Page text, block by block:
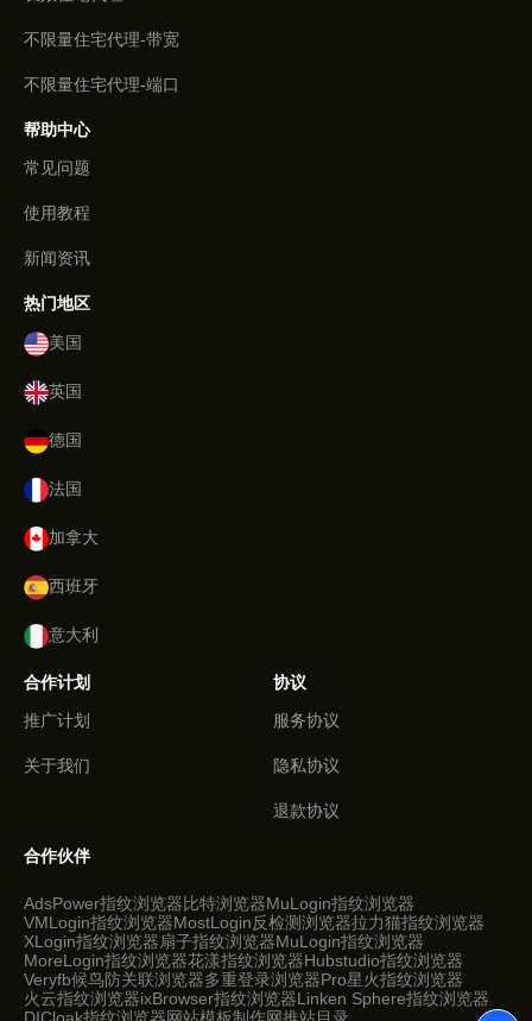
不限量住宅代理-带宽
不限量住宅代理-端口
帮助中心
常见问题
使用教程
新闻资讯
热门地区
美国
英国
德国
法国
加拿大
西班牙
意大利
合作计划
推广计划
关于我们
协议
服务协议
隐私协议
退款协议
合作伙伴
AdsPower指纹浏览器比特浏览器MuLogin指纹浏览器
VMLogin指纹浏览器MostLogin反检测浏览器拉力猫指纹浏览器
XLogin指纹浏览器扇子指纹浏览器MuLogin指纹浏览器
MoreLogin指纹浏览器花漾指纹浏览器Hubstudio指纹浏览器
Veryfb候鸟防关联浏览器多重登录浏览器Pro星火指纹浏览器
火云指纹浏览器ixBrowser指纹浏览器Linken Sphere指纹浏览器
DICloak指纹浏览器网站模板制作网推站目录